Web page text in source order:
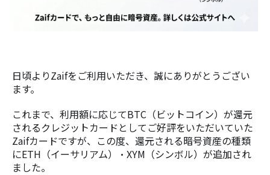
日頃よりZaifをご利用いただき、誠にありがとうござい
ます。
これまで、利用額に応じてBTC（ビットコイン）が還元
されるクレジットカードとしてご好評をいただいていた
Zaifカードですが、この度、還元される暗号資産の種類
にETH（イーサリアム）・XYM（シンボル）が追加され
ました。